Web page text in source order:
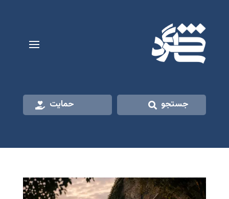
جستجو حمایت